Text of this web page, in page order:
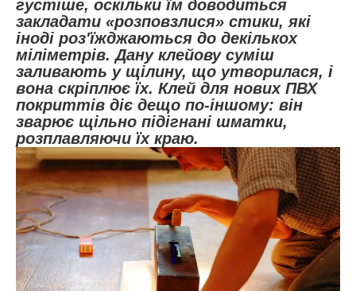
густіше, оскільки їм доводиться
закладати «розповзлися» стики, які
іноді роз'їжджаються до декількох
міліметрів. Дану клейову суміш
заливають у щілину, що утворилася, і
вона скріплює їх. Клей для нових ПВХ
покриттів діє дещо по-іншому: він
зварює щільно підігнані шматки,
розплавляючи їх краю.